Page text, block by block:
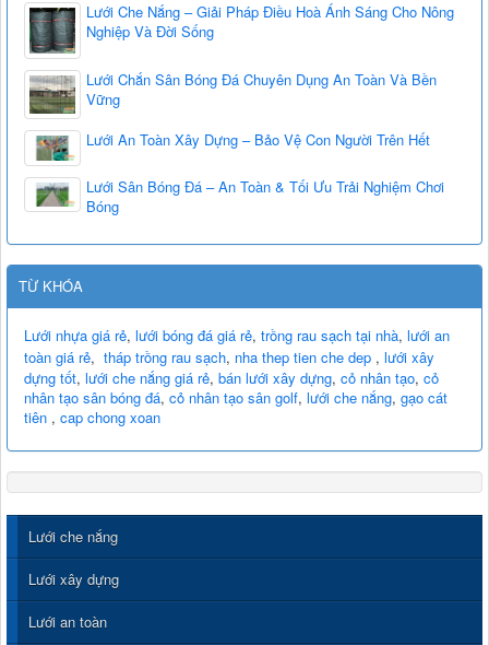
Lưới Che Nắng – Giải Pháp Điều Hoà Ánh Sáng Cho Nông
Nghiệp Và Đời Sống
Lưới Chắn Sân Bóng Đá Chuyên Dụng An Toàn Và Bền
Vững
Lưới An Toàn Xây Dựng – Bảo Vệ Con Người Trên Hết
Lưới Sân Bóng Đá – An Toàn & Tối Ưu Trải Nghiệm Chơi
Bóng
TỪ KHÓA
Lưới nhựa giá rẻ, lưới bóng đá giá rẻ, trồng rau sạch tại nhà, lưới an
toàn giá rẻ, tháp trồng rau sạch, nha thep tien che dep , lưới xây
dựng tốt, lưới che nắng giá rẻ, bán lưới xây dựng, cỏ nhân tạo, cỏ
nhân tạo sân bóng đá, cỏ nhân tạo sân golf, lưới che nắng, gạo cát
tiên , cap chong xoan
Lưới che nắng
Lưới xây dựng
Lưới an toàn